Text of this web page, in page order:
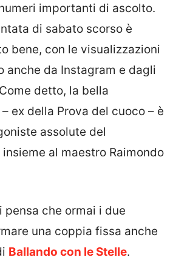
importanti di ascolto.
di sabato scorso è
bene, con le visualizzazioni
anche da Instagram e dagli
detto, la bella
ex della Prova del cuoco – è
assolute del
al maestro Raimondo
pensa che ormai i due
una coppia fissa anche
Ballando con le Stelle.